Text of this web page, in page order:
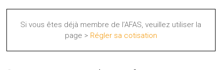
Si vous êtes déjà membre de l’AFAS, veuillez utiliser la
page > Régler sa cotisation